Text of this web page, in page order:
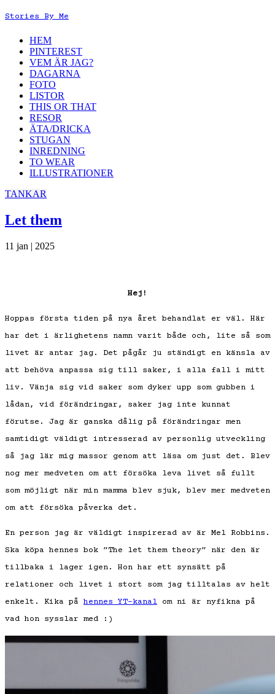
Stories By Me
HEM
PINTEREST
VEM ÄR JAG?
DAGARNA
FOTO
LISTOR
THIS OR THAT
RESOR
ÄTA/DRICKA
STUGAN
INREDNING
TO WEAR
ILLUSTRATIONER
TANKAR
Let them
11 jan | 2025
Hej!
Hoppas första tiden på nya året behandlat er väl. Här
har det i ärlighetens namn varit både och, lite så som
livet är antar jag. Det pågår ju ständigt en känsla av
att behöva anpassa sig till saker, i alla fall i mitt
liv. Vänja sig vid saker som dyker upp som gubben i
lådan, vid förändringar, saker jag inte kunnat
förutse. Jag är ganska dålig på förändringar men
samtidigt väldigt intresserad av personlig utveckling
så jag lär mig massor genom att läsa om just det. Blev
nog mer medveten om att försöka leva livet så fullt
som möjligt när min mamma blev sjuk, blev mer medveten
om att försöka påverka det.
En person jag är väldigt inspirerad av är Mel Robbins.
Ska köpa hennes bok ”The let them theory” när den är
tillbaka i lager igen. Hon har ett synsätt på
relationer och livet i stort som jag tilltalas av helt
enkelt. Kika på hennes YT-kanal om ni är nyfikna på
vad hon sysslar med :)